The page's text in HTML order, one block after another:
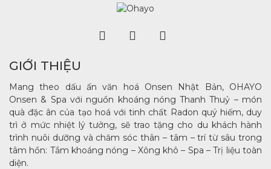
GIỚI THIỆU
Mang theo dấu ấn văn hoá Onsen Nhật Bản, OHAYO
Onsen & Spa với nguồn khoáng nóng Thanh Thuỷ – món
quà đặc ân của tạo hoá với tinh chất Radon quý hiếm, duy
trì ở mức nhiệt lý tưởng, sẽ trao tặng cho du khách hành
trình nuôi dưỡng và chăm sóc thân – tâm – trí từ sâu trong
tâm hồn: Tắm khoáng nóng – Xông khô – Spa – Trị liệu toàn
diện.